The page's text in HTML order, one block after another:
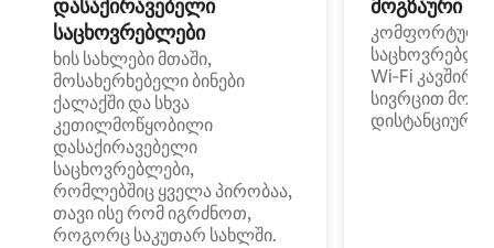
დასაქირავებელი
საცხოვრებლები
ხის სახლები მთაში,
მოსახერხებელი ბინები
ქალაქში და სხვა
კეთილმოწყობილი
დასაქირავებელი
საცხოვრებლები,
რომლებშიც ყველა პირობაა,
თავი ისე რომ იგრძნოთ,
როგორც საკუთარ სახლში.
მოგზაური
კომფორტული
Wi‑Fi
სივრცით
დისტანციური